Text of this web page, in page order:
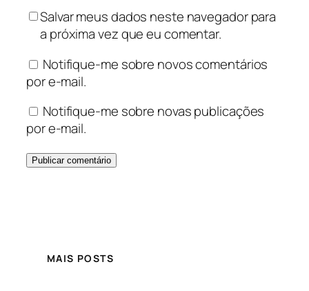
Salvar meus dados neste navegador para
a próxima vez que eu comentar.
Notifique-me sobre novos comentários
por e-mail.
Notifique-me sobre novas publicações
por e-mail.
MAIS POSTS